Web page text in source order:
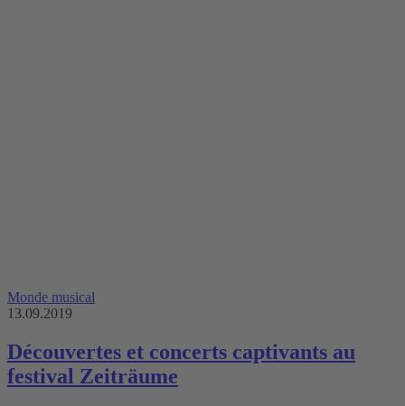
Monde musical
13.09.2019
Découvertes et concerts captivants au
festival Zeiträume